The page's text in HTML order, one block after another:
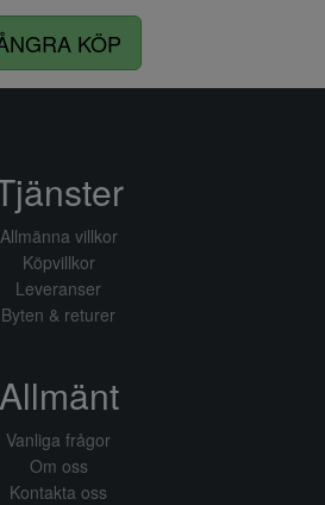
KÖP
Allmänna villkor
Köpvillkor
Leveranser
Byten & returer
Allmänt
Vanliga frågor
Om oss
Kontakta oss